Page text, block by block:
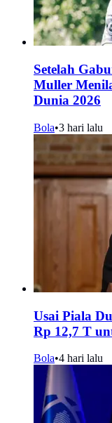
Setelah
Muller
Dunia 2026
Bola•3 hari lalu
Usai Piala
Rp 12,7 T
Bola•4 hari lalu